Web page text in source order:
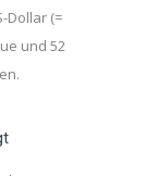
Dollar (=
und 52